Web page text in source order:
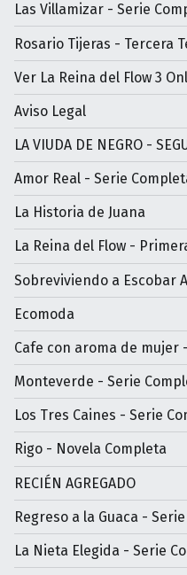
Las Villamizar - Serie
Rosario Tijeras - Tercera
Ver La Reina del Flow 3
Aviso Legal
LA VIUDA DE NEGRO -
Amor Real - Serie
La Historia de Juana
La Reina del Flow -
Sobreviviendo a Escobar
Ecomoda
Cafe con aroma de mujer
Monteverde - Serie
Los Tres Caines - Serie
Rigo - Novela Completa
RECIÉN AGREGADO
Regreso a la Guaca -
La Nieta Elegida - Serie